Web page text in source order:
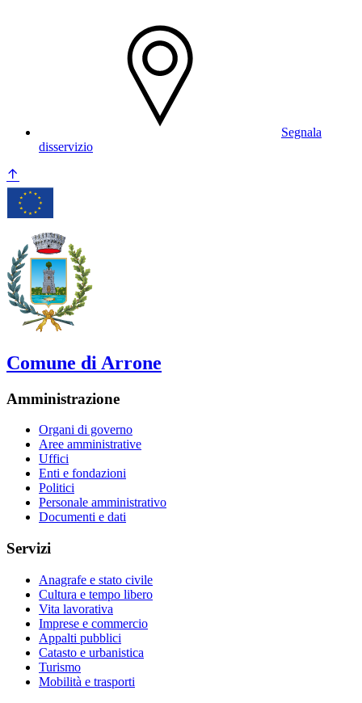
Segnala
disservizio
Comune di Arrone
Amministrazione
Organi di governo
Aree amministrative
Uffici
Enti e fondazioni
Politici
Personale amministrativo
Documenti e dati
Servizi
Anagrafe e stato civile
Cultura e tempo libero
Vita lavorativa
Imprese e commercio
Appalti pubblici
Catasto e urbanistica
Turismo
Mobilità e trasporti